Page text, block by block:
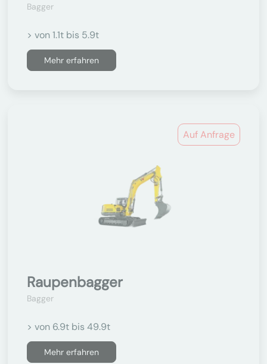
Bagger
> von 1.1t bis 5.9t
Mehr erfahren
Auf Anfrage
Raupenbagger
Bagger
> von 6.9t bis 49.9t
Mehr erfahren